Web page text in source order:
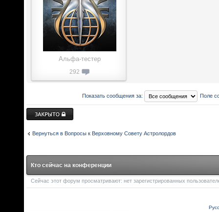
Альфа-тестер
292
Показать сообщения за: Поле
Закрыто
Вернуться в Вопросы к Верховному Совету Астролордов
Кто сейчас на конференции
Сейчас этот форум просматривают: нет зарегистрированных